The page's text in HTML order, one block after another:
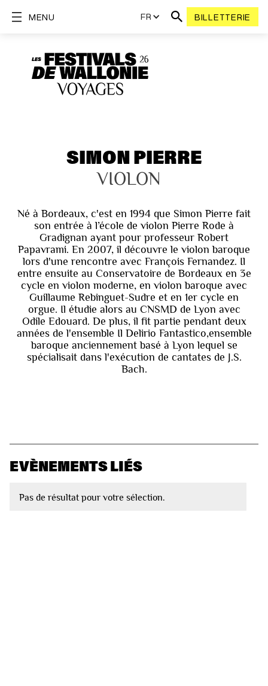
FR BILLETTERIE
MENU
SIMON PIERRE
VIOLON
Né à Bordeaux, c'est en 1994 que Simon Pierre fait
son entrée à l’école de violon Pierre Rode à
Gradignan ayant pour professeur Robert
Papavrami. En 2007, il découvre le violon baroque
lors d'une rencontre avec François Fernandez. Il
entre ensuite au Conservatoire de Bordeaux en 3e
cycle en violon moderne, en violon baroque avec
Guillaume Rebinguet-Sudre et en 1er cycle en
orgue. Il étudie alors au CNSMD de Lyon avec
Odile Edouard. De plus, il fit partie pendant deux
années de l'ensemble Il Delirio Fantastico,ensemble
baroque anciennement basé à Lyon lequel se
spécialisait dans l'exécution de cantates de J.S.
Bach.
EVÈNEMENTS LIÉS
Pas de résultat pour votre sélection.